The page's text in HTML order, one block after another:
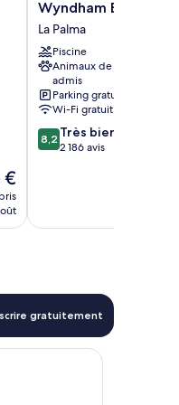
€
Inn
&
Suites
by
Wyndham
Buena
Park
La
Palma
Wyndham Buena
La Palma
Piscine
Animaux de compagnie
admis
Parking gratuit
Wi-Fi gratuit
8.2
sur
8,2 Très bien
2 186 avis
gratuitement